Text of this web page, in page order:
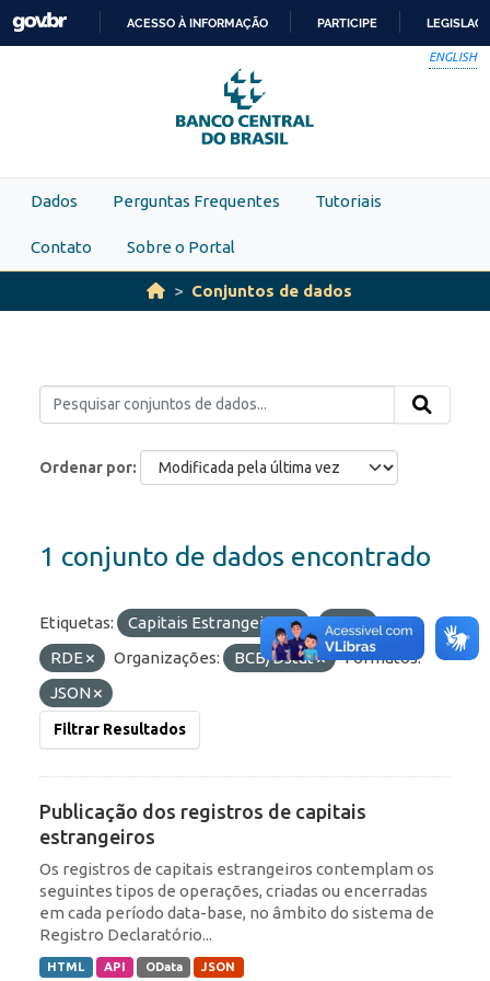
Skip to main content
PARA
O
CONTEÚDO
ACESSO À INFORMAÇÃO PARTICIPE
ENGLISH
Dados Perguntas Frequentes Tutoriais
Contato Sobre o Portal
Conjuntos de dados
Ordenar por
1 conjunto de dados encontrado
Etiquetas: Capitais Estrangeiros
IED
RDE
Organizações: BCB/Dstat
Formatos:
JSON
Filtrar Resultados
Publicação dos registros de capitais
estrangeiros
Os registros de capitais estrangeiros contemplam os
seguintes tipos de operações, criadas ou encerradas
em cada período data-base, no âmbito do sistema de
Registro Declaratório...
HTML API OData JSON